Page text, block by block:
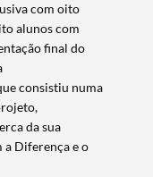
com oito
alunos com
final do
consistiu numa
da sua
Diferença e o